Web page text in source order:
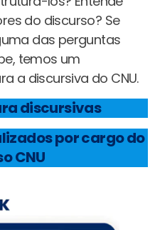
do discurso? Se
das perguntas
temos um
a discursiva do CNU.
discursivas
por cargo do
CNU